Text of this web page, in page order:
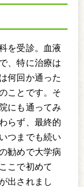
を受診。血液
、特に治療は
何回か通った
ことです。そ
にも通ってみ
らず、最終的
つまでも続い
勧めで大学病
こで初めて
出されまし